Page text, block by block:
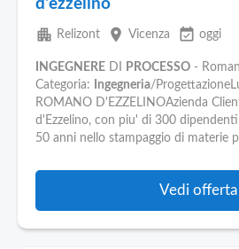
d'ezzelino
apartment Relizont place Vicenza event_available oggi
INGEGNERE DI PROCESSO -
Categoria:
Ingegneria/
ROMANO D'EZZELINOAzienda
d'Ezzelino, con piu' di 300
50 anni nello stampaggio di materie
Vedi offerta